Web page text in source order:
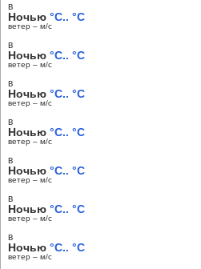
в
Ночью °C.. °C
ветер – м/c
в
Ночью °C.. °C
ветер – м/c
в
Ночью °C.. °C
ветер – м/c
в
Ночью °C.. °C
ветер – м/c
в
Ночью °C.. °C
ветер – м/c
в
Ночью °C.. °C
ветер – м/c
в
Ночью °C.. °C
ветер – м/c